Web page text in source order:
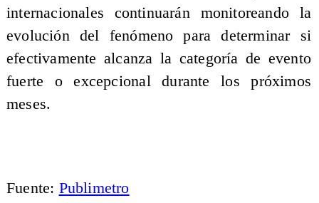
internacionales continuarán monitoreando la
evolución del fenómeno para determinar si
efectivamente alcanza la categoría de evento
fuerte o excepcional durante los próximos
meses.
Fuente: Publimetro